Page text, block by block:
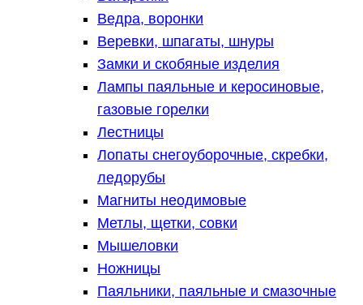
Ведра, воронки
Веревки, шпагаты, шнуры
Замки и скобяные изделия
Лампы паяльные и керосиновые,
газовые горелки
Лестницы
Лопаты снегоуборочные, скребки,
ледорубы
Магниты неодимовые
Метлы, щетки, совки
Мышеловки
Ножницы
Паяльники, паяльные и смазочные